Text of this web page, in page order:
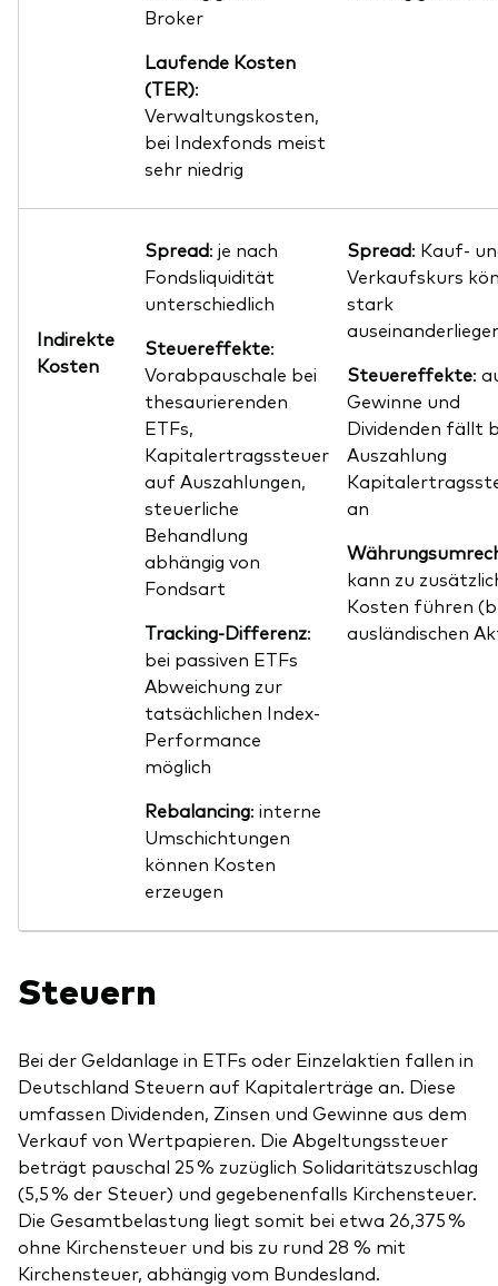
Broker
Laufende Kosten
(TER):
Verwaltungskosten,
bei Indexfonds meist
sehr niedrig
Indirekte
Kosten
Spread: je nach
Fondsliquidität
unterschiedlich
Steuereffekte:
Vorabpauschale bei
thesaurierenden
ETFs,
Kapitalertragssteuer
auf Auszahlungen,
steuerliche
Behandlung
abhängig von
Fondsart
Tracking-Differenz:
bei passiven ETFs
Abweichung zur
tatsächlichen Index-
Performance
möglich
Rebalancing: interne
Umschichtungen
können Kosten
erzeugen
Spread: Kauf-
Verkaufskurs
stark
Steuereffekte:
Gewinne und
Dividenden fällt
Auszahlung
an
kann zu
Kosten führen
ausländischen
Steuern
Bei der Geldanlage in ETFs oder Einzelaktien fallen in
Deutschland Steuern auf Kapitalerträge an. Diese
umfassen Dividenden, Zinsen und Gewinne aus dem
Verkauf von Wertpapieren. Die Abgeltungssteuer
beträgt pauschal 25 % zuzüglich Solidaritätszuschlag
(5,5 % der Steuer) und gegebenenfalls Kirchensteuer.
Die Gesamtbelastung liegt somit bei etwa 26,375 %
ohne Kirchensteuer und bis zu rund 28 % mit
Kirchensteuer, abhängig vom Bundesland.